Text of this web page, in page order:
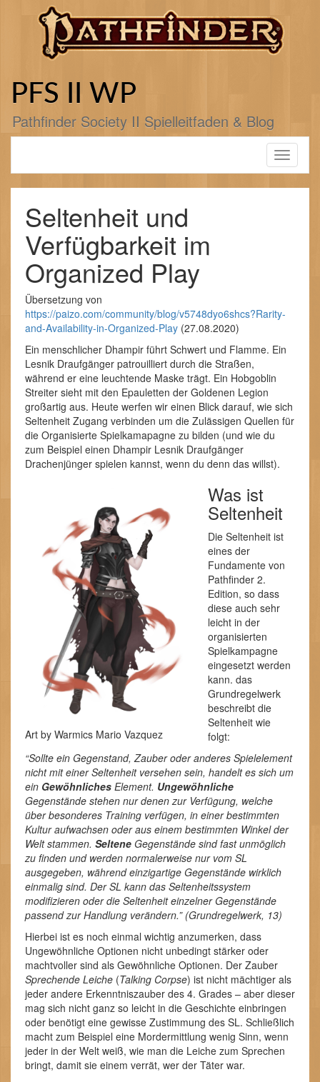
PFS II WP
Pathfinder Society II Spielleitfaden & Blog
Toggle
Seltenheit und
Verfügbarkeit im
Organized Play
Übersetzung von
https://paizo.com/community/blog/v5748dyo6shcs?Rarity-
and-Availability-in-Organized-Play (27.08.2020)
Ein menschlicher Dhampir führt Schwert und Flamme. Ein
Lesnik Draufgänger patrouilliert durch die Straßen,
während er eine leuchtende Maske trägt. Ein Hobgoblin
Streiter sieht mit den Epauletten der Goldenen Legion
großartig aus. Heute werfen wir einen Blick darauf, wie sich
Seltenheit Zugang verbinden um die Zulässigen Quellen für
die Organisierte Spielkamapagne zu bilden (und wie du
zum Beispiel einen Dhampir Lesnik Draufgänger
Drachenjünger spielen kannst, wenn du denn das willst).
Art by Warmics Mario Vazquez
Was ist
Seltenheit
Die Seltenheit ist
eines der
Fundamente von
Pathfinder 2.
Edition, so dass
diese auch sehr
leicht in der
organisierten
Spielkampagne
eingesetzt werden
kann. das
Grundregelwerk
beschreibt die
Seltenheit wie
folgt:
“Sollte ein Gegenstand, Zauber oder anderes Spielelement
nicht mit einer Seltenheit versehen sein, handelt es sich um
ein Gewöhnliches Element. Ungewöhnliche
Gegenstände stehen nur denen zur Verfügung, welche
über besonderes Training verfügen, in einer bestimmten
Kultur aufwachsen oder aus einem bestimmten Winkel der
Welt stammen. Seltene Gegenstände sind fast unmöglich
zu finden und werden normalerweise nur vom SL
ausgegeben, während einzigartige Gegenstände wirklich
einmalig sind. Der SL kann das Seltenheitssystem
modifizieren oder die Seltenheit einzelner Gegenstände
passend zur Handlung verändern.” (Grundregelwerk, 13)
Hierbei ist es noch einmal wichtig anzumerken, dass
Ungewöhnliche Optionen nicht unbedingt stärker oder
machtvoller sind als Gewöhnliche Optionen. Der Zauber
Sprechende Leiche (Talking Corpse) ist nicht mächtiger als
jeder andere Erkenntniszauber des 4. Grades – aber dieser
mag sich nicht ganz so leicht in die Geschichte einbringen
oder benötigt eine gewisse Zustimmung des SL. Schließlich
macht zum Beispiel eine Mordermittlung wenig Sinn, wenn
jeder in der Welt weiß, wie man die Leiche zum Sprechen
bringt, damit sie einem verrät, wer der Täter war.